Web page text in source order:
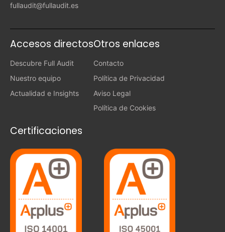
fullaudit@fullaudit.es
Accesos directos
Descubre Full Audit
Nuestro equipo
Actualidad e Insights
Otros enlaces
Contacto
Política de Privacidad
Aviso Legal
Política de Cookies
Certificaciones